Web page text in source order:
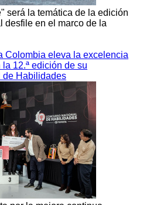
será la temática de la edición
desfile en el marco de la
Colombia eleva la excelencia
12.ª edición de su
de Habilidades